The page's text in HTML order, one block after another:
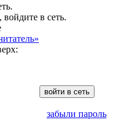
войдите в сеть.
забыли пароль